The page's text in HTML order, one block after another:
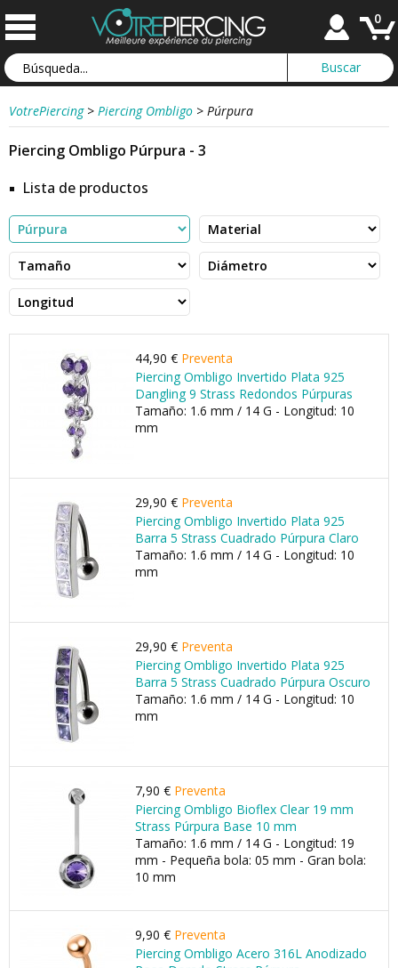
0
VotrePiercing > Piercing Ombligo > Púrpura
Piercing Ombligo Púrpura - 3
Lista de productos
44,90 € Preventa
Piercing Ombligo Invertido Plata 925
Dangling 9 Strass Redondos Púrpuras
Tamaño: 1.6 mm / 14 G - Longitud: 10
mm
29,90 € Preventa
Piercing Ombligo Invertido Plata 925
Barra 5 Strass Cuadrado Púrpura Claro
Tamaño: 1.6 mm / 14 G - Longitud: 10
mm
29,90 € Preventa
Piercing Ombligo Invertido Plata 925
Barra 5 Strass Cuadrado Púrpura Oscuro
Tamaño: 1.6 mm / 14 G - Longitud: 10
mm
7,90 € Preventa
Piercing Ombligo Bioflex Clear 19 mm
Strass Púrpura Base 10 mm
Tamaño: 1.6 mm / 14 G - Longitud: 19
mm - Pequeña bola: 05 mm - Gran bola:
10 mm
9,90 € Preventa
Piercing Ombligo Acero 316L Anodizado